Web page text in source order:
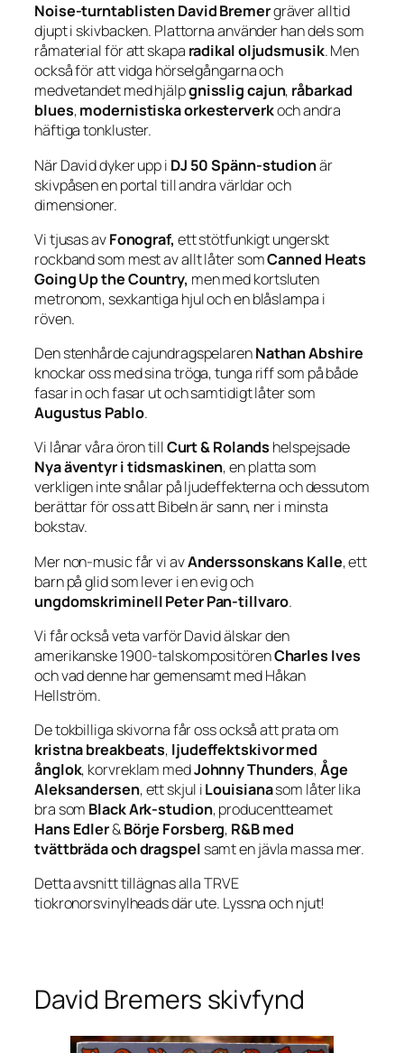
Noise-turntablisten David Bremergräver alltid
djupt i skivbacken. Plattorna använder han dels som
råmaterial för att skapa radikal oljudsmusik. Men
också för att vidga hörselgångarna och
medvetandet med hjälpgnisslig cajun, råbarkad
blues,modernistiska orkesterverkoch andra
häftiga tonkluster.
När David dyker upp i DJ 50 Spänn-studionär
skivpåsen en portal till andra världar och
dimensioner.
Vi tjusas avFonograf, ett stötfunkigt ungerskt
rockband som mest av allt låter somCanned Heats
Going Up the Country, men med kortsluten
metronom, sexkantiga hjul och en blåslampa i
röven.
Den stenhårde cajundragspelarenNathan Abshire
knockar oss med sina tröga, tunga riff som på både
fasar in och fasar ut och samtidigt låter som
Augustus Pablo.
Vi lånar våra öron tillCurt & Rolands helspejsade
Nya äventyr i tidsmaskinen, en platta som
verkligen inte snålar på ljudeffekterna och dessutom
berättar för oss att Bibeln är sann, ner i minsta
bokstav.
Mer non-music får vi avAnderssonskans Kalle, ett
barn på glid som lever i en evig och
ungdomskriminell Peter Pan-tillvaro.
Vi får också veta varför David älskar den
amerikanske 1900-talskompositörenCharles Ives
och vad denne har gemensamt med Håkan
Hellström.
De tokbilliga skivorna får oss också att prata om
kristna breakbeats, ljudeffektskivor med
ånglok, korvreklam medJohnny Thunders,Åge
Aleksandersen, ett skjul iLouisianasom låter lika
bra som Black Ark-studion, producentteamet
Hans Edler&Börje Forsberg, R&B med
tvättbräda och dragspel samt en jävla massa mer.
Detta avsnitt tillägnas alla TRVE
tiokronorsvinylheads där ute. Lyssna och njut!
David Bremers skivfynd